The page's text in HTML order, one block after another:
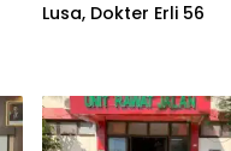
Lusa, Dokter Erli 56